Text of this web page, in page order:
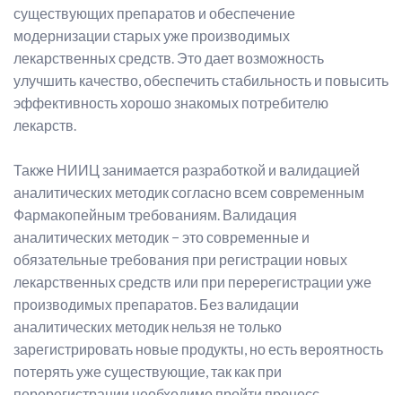
существующих препаратов и обеспечение
модернизации старых уже производимых
лекарственных средств. Это дает возможность
улучшить качество, обеспечить стабильность и повысить
эффективность хорошо знакомых потребителю
лекарств.
Также НИИЦ занимается разработкой и валидацией
аналитических методик согласно всем современным
Фармакопейным требованиям. Валидация
аналитических методик − это современные и
обязательные требования при регистрации новых
лекарственных средств или при перерегистрации уже
производимых препаратов. Без валидации
аналитических методик нельзя не только
зарегистрировать новые продукты, но есть вероятность
потерять уже существующие, так как при